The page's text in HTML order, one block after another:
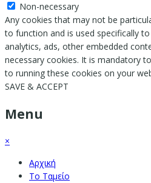
Non-necessary
Any cookies that may not be
to function and is used specifically
analytics, ads, other embedded
necessary cookies. It is mandatory
to running these cookies on your
SAVE & ACCEPT
Menu
×
Αρχική
Το Ταμείο